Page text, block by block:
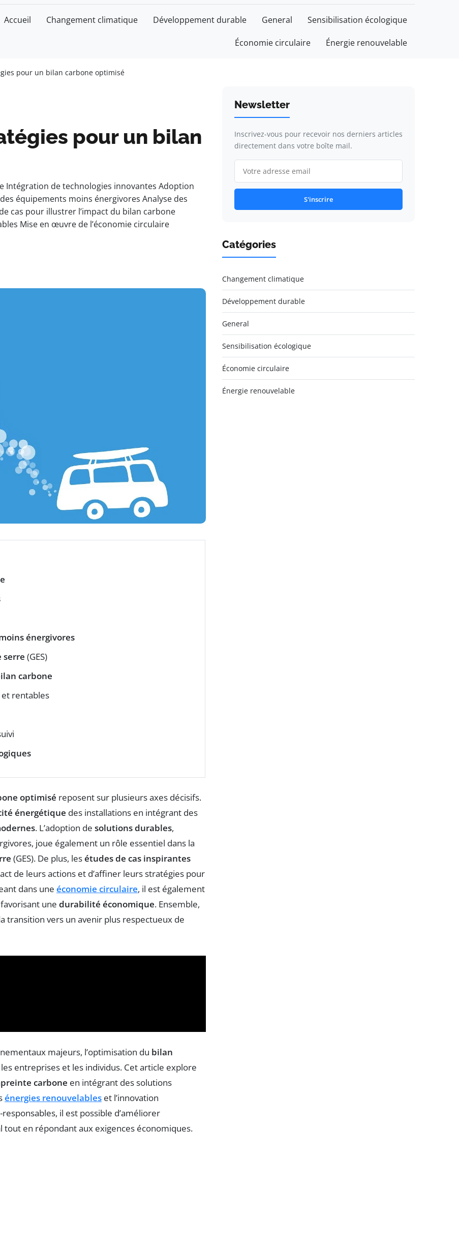
Accueil Changement climatique Développement durable General Sensibilisation écologique
Économie circulaire Énergie renouvelable
pour un bilan carbone optimisé
pour un bilan
Intégration de technologies innovantes Adoption
équipements moins énergivores Analyse des
cas pour illustrer l’impact du bilan carbone
Mise en œuvre de l’économie circulaire
énergivores
serre (GES)
carbone
et rentables
optimisé reposent sur plusieurs axes décisifs.
énergétique des installations en intégrant des
. L’adoption de solutions durables,
joue également un rôle essentiel dans la
(GES). De plus, lesétudes de cas inspirantes
de leurs actions et d’affiner leurs stratégies pour
dans une économie circulaire, il est également
une durabilité économique. Ensemble,
transition vers un avenir plus respectueux de
majeurs, l’optimisation du bilan
entreprises et les individus. Cet article explore
carbone en intégrant des solutions
énergies renouvelables et l’innovation
il est possible d’améliorer
en répondant aux exigences économiques.
Newsletter
Inscrivez-vous pour recevoir nos derniers articles
directement dans votre boîte mail.
S'inscrire
Catégories
Changement climatique
Développement durable
General
Sensibilisation écologique
Économie circulaire
Énergie renouvelable